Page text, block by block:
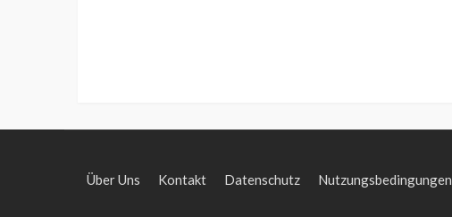
Über Uns Kontakt Datenschutz Nutzungsbedingungen